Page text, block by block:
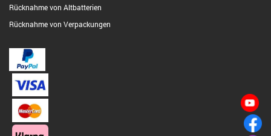
Rücknahme von Altbatterien
Rücknahme von Verpackungen